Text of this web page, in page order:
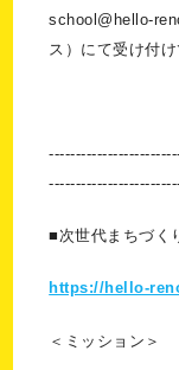
school@hello-
ス）にて受け付
■次世代まちづく
https://hello-
＜ミッション＞